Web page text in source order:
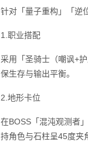
针对「量子重构」「逆
1.职业搭配
采用「圣骑士（嘲讽+
保生存与输出平衡。
2.地形卡位
在BOSS「混沌观测者
持角色与石柱呈45度夹